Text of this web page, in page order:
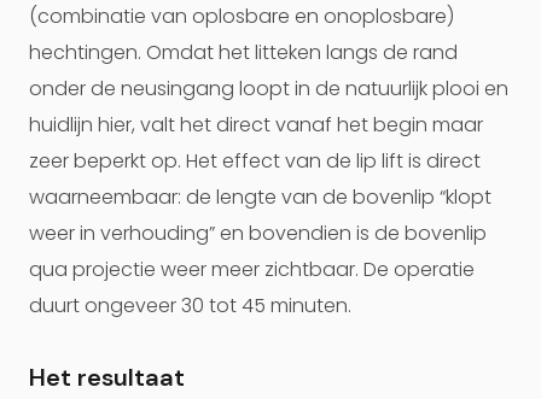
(combinatie van oplosbare en onoplosbare)
hechtingen. Omdat het litteken langs de rand
onder de neusingang loopt in de natuurlijk plooi en
huidlijn hier, valt het direct vanaf het begin maar
zeer beperkt op. Het effect van de lip lift is direct
waarneembaar: de lengte van de bovenlip “klopt
weer in verhouding” en bovendien is de bovenlip
qua projectie weer meer zichtbaar. De operatie
duurt ongeveer 30 tot 45 minuten.
Het resultaat